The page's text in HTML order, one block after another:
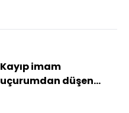
Kayıp imam
uçurumdan düşen